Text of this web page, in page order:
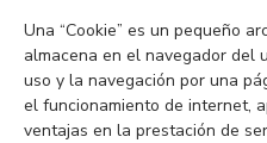
Una “Cookie” es un pequeño
almacena en el navegador del
uso y la navegación por una
el funcionamiento de internet,
ventajas en la prestación de